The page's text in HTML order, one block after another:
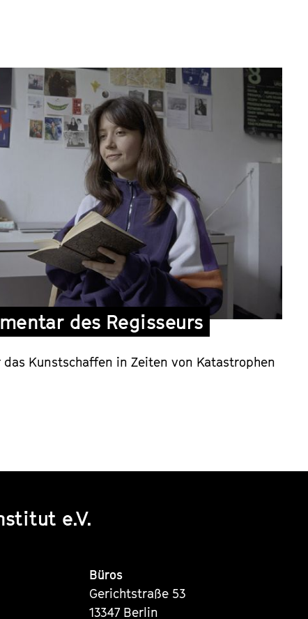
des Regisseurs
das Kunstschaffen in Zeiten von Katastrophen
e.V.
Büros
Gerichtstraße 53
13347 Berlin